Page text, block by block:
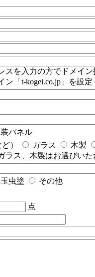
スを入力の方でドメイ
ン「t-kogei.co.jp」を設定
パネル
） ガラス 木製
ス、木製はお選びいた
虫塗
その他
点